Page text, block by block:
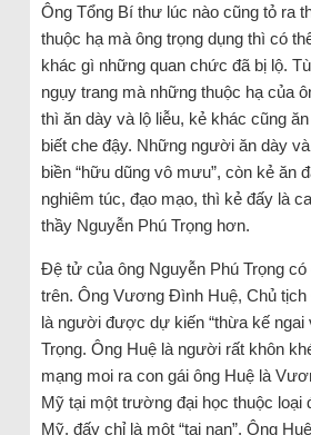
Ông Tổng Bí thư lúc nào cũng tỏ ra
thuộc hạ mà ông trọng dụng thì có
khác gì những quan chức đã bị lộ.
ngụy trang mà những thuộc hạ của
thì ăn dày và lộ liễu, kẻ khác cũng
biết che đậy. Những người ăn dày
biền “hữu dũng vô mưu”, còn kẻ ăn
nghiêm túc, đạo mạo, thì kẻ đấy là
thầy Nguyễn Phú Trọng hơn.
Đệ tử của ông Nguyễn Phú Trọng
trên. Ông Vương Đình Huệ, Chủ tịch
là người được dự kiến “thừa kế ngai
Trọng. Ông Huệ là người rất khôn
mạng moi ra con gái ông Huệ là
Mỹ tại một trường đại học thuộc loại
Mỹ, đấy chỉ là một “tai nạn”. Ông